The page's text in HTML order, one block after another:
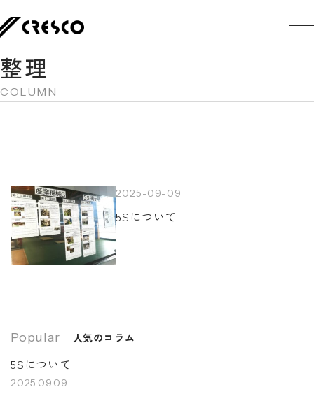
整理
COLUMN
2025-09-09
5Sについて
Popular 人気のコラム
5Sについて
2025.09.09